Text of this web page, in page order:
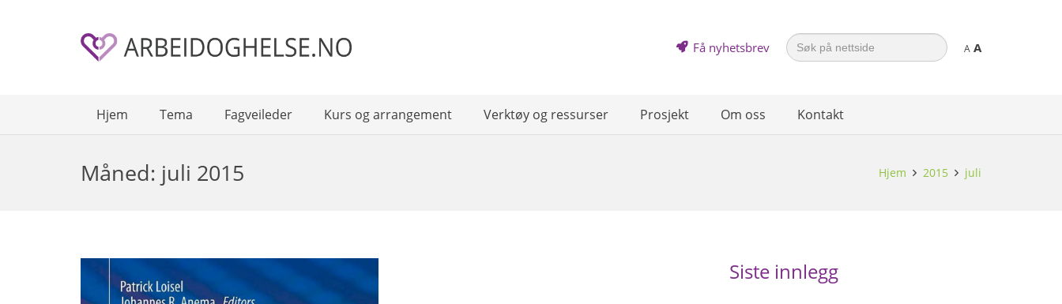
Få nyhetsbrev
Search
for: A A
Hjem Tema Fagveileder Kurs og arrangement Verktøy og ressurser Prosjekt Om oss Kontakt
Måned: juli 2015 Hjem 2015 juli
Siste innlegg